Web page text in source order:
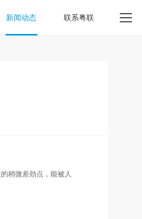
新闻动态 联系粤联
稍微差劲点，能被人